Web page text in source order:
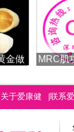
金做
MRC肌
关于爱康健 |联系